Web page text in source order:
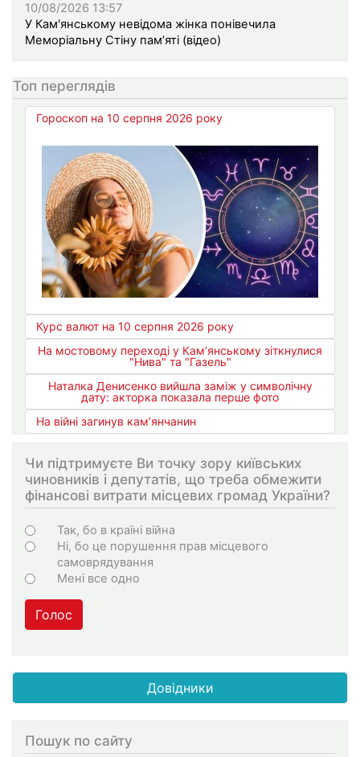
10/08/2026 13:57
У Кам'янському невідома жінка понівечила
Меморіальну Стіну пам’яті (відео)
Топ переглядів
Гороскоп на 10 серпня 2026 року
Курс валют на 10 серпня 2026 року
На мостовому переході у Кам’янському зіткнулися
"Нива" та "Газель"
Наталка Денисенко вийшла заміж у символічну
дату: акторка показала перше фото
На війні загинув кам’янчанин
Чи підтримуєте Ви точку зору київських
чиновників і депутатів, що треба обмежити
фінансові витрати місцевих громад України?
Варіанти
Так, бо в країні війна
Ні, бо це порушення прав місцевого
самоврядування
Мені все одно
Голос
Довідники
Пошук по сайту